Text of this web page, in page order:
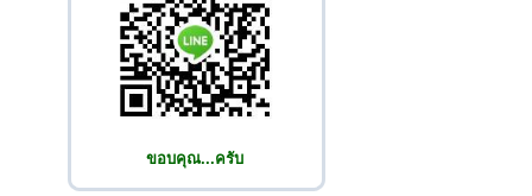
ขอบคุณ...ครับ